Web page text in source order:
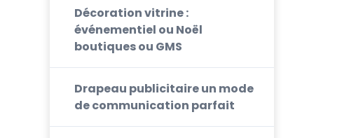
Décoration vitrine :
événementiel ou Noël
boutiques ou GMS
Drapeau publicitaire un mode
de communication parfait